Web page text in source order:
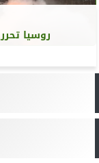
روسيا